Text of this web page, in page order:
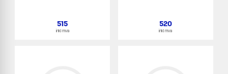
515
inkl mva
520
inkl mva